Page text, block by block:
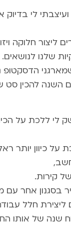
לי
ליצור חלוקה
שלנו לנושאים.
הדסקטופ
השנה להכין סט
ללכת על
כיוון יותר
קירות.
בסגנון אחר עם
חלל
שנה של אותו